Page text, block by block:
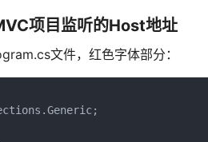
项目监听的Host地址
文件，红色字体部分：